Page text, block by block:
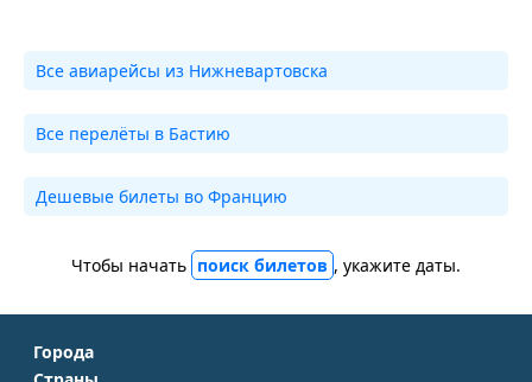
Все авиарейсы из Нижневартовска
Все перелёты в Бастию
Дешевые билеты во Францию
Чтобы начать поиск билетов , укажите даты.
Города